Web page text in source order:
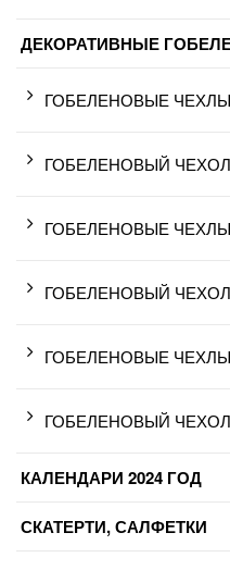
ДЕКОРАТИВНЫЕ
ГОБЕЛЕНОВЫЕ ЧЕХЛЫ
ГОБЕЛЕНОВЫЙ ЧЕХОЛ
ГОБЕЛЕНОВЫЕ ЧЕХЛЫ
ГОБЕЛЕНОВЫЙ ЧЕХОЛ
ГОБЕЛЕНОВЫЕ ЧЕХЛЫ
ГОБЕЛЕНОВЫЙ ЧЕХОЛ
КАЛЕНДАРИ 2024 ГОД
СКАТЕРТИ, САЛФЕТКИ